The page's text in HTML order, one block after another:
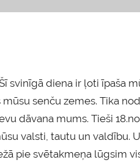
svinīgā diena ir ļoti īpaša
senču zemes. Tika
dāvana mums. Tieši
valsti, tautu un valdību.
pie svētakmeņa lūgsim